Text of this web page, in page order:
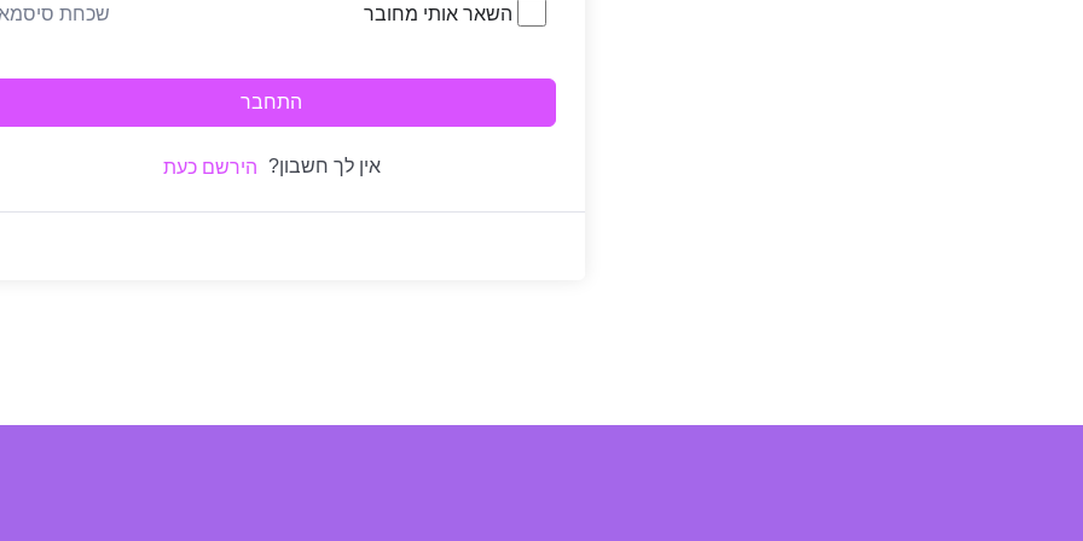
השאר אותי מחובר שכחת
התחבר
אין לך חשבון? הירשם כעת